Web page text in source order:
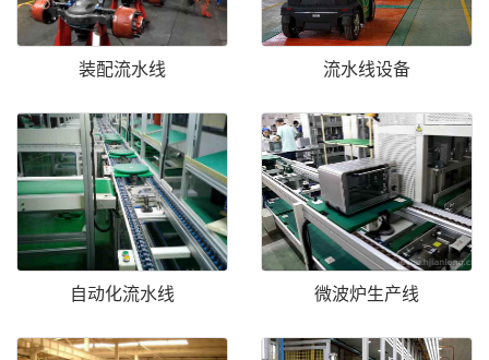
装配流水线 流水线设备
自动化流水线 微波炉生产线